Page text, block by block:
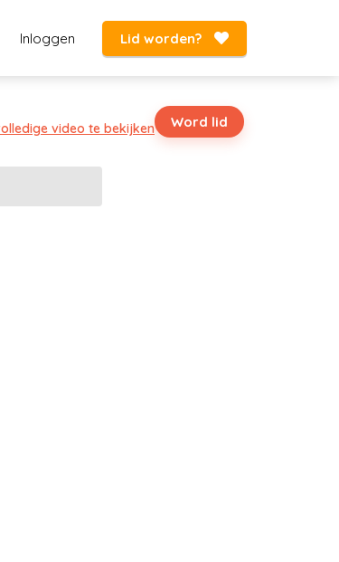
Inloggen Lid worden?
video te bekijken
Word lid